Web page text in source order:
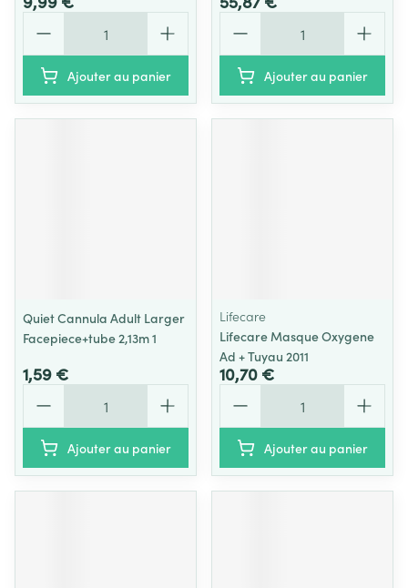
Ajouter au panier Ajouter au panier
Quiet Cannula Adult Larger
Facepiece+tube 2,13m 1
1,59 €
Ajouter au panier
Lifecare
Lifecare Masque Oxygene
Ad + Tuyau 2011
10,70 €
Ajouter au panier